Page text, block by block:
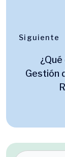
Siguiente
Gestión